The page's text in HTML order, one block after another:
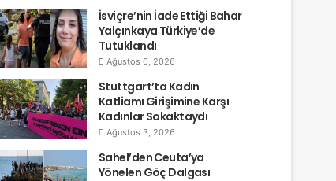
İsviçre’nin İade Ettiği Bahar
Yalçınkaya Türkiye’de
Tutuklandı
Ağustos 6, 2026
Stuttgart’ta Kadın
Katliamı Girişimine Karşı
Kadınlar Sokaktaydı
Ağustos 3, 2026
Sahel’den Ceuta’ya
Yönelen Göç Dalgası